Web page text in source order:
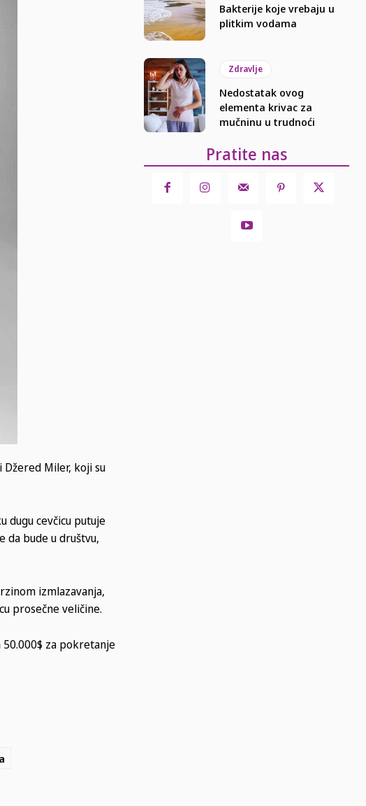
Miler, koji su
dugu cevčicu putuje
da bude u društvu,
izmlazavanja,
prosečne veličine.
za pokretanje
Bakterije koje vrebaju u
plitkim vodama
Zdravlje
Nedostatak ovog
elementa krivac za
mučninu u trudnoći
Pratite nas